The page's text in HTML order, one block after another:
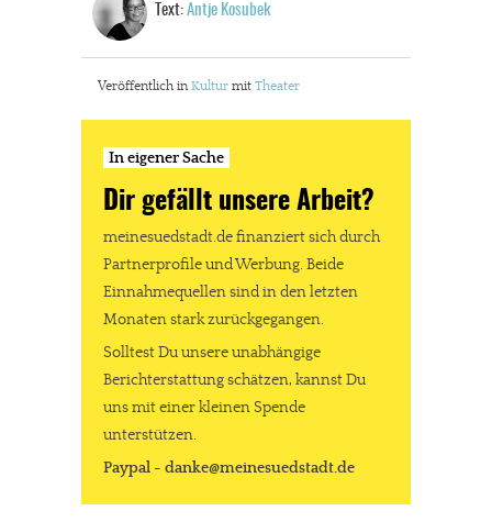
Text: Antje Kosubek
Veröffentlich in Kultur mit Theater
In eigener Sache
Dir gefällt unsere Arbeit?
meinesuedstadt.de finanziert sich durch
Partnerprofile und Werbung. Beide
Einnahmequellen sind in den letzten
Monaten stark zurückgegangen.
Solltest Du unsere unabhängige
Berichterstattung schätzen, kannst Du
uns mit einer kleinen Spende
unterstützen.
Paypal - danke@meinesuedstadt.de